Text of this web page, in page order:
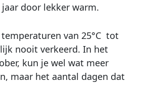
door lekker warm.
van 25°C tot
nooit verkeerd. In het
kun je wel wat meer
maar het aantal dagen dat